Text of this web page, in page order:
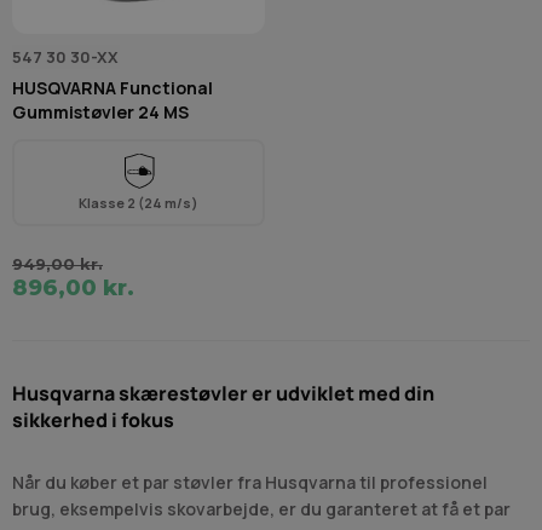
547 30 30-XX
HUSQVARNA Functional
Gummistøvler 24 MS
Klasse 2 (24 m/s)
949,00 kr.
896,00 kr.
Husqvarna skærestøvler er udviklet med din
sikkerhed i fokus
Når du køber et par støvler fra Husqvarna til professionel
brug, eksempelvis skovarbejde, er du garanteret at få et par